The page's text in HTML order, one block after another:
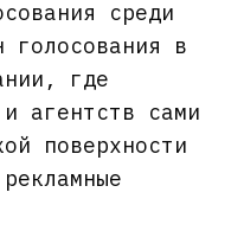
среди
голосования в
где
агентств сами
поверхности